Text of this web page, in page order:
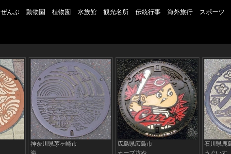
ぜんぶ 動物園 植物園 水族館 観光名所 伝統行事 海外旅行 スポーツ
神奈川県茅ヶ崎市
広島県広島市